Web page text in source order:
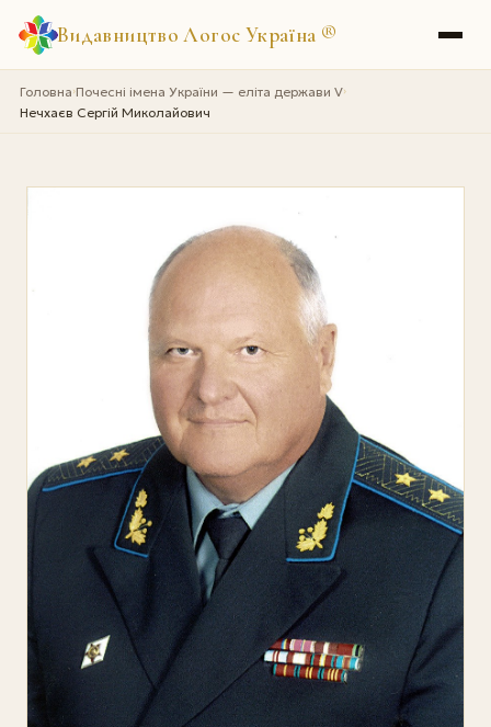
Видавництво Логос Україна ®
Головна›Почесні імена України — еліта держави V›
Нечхаєв Сергій Миколайович